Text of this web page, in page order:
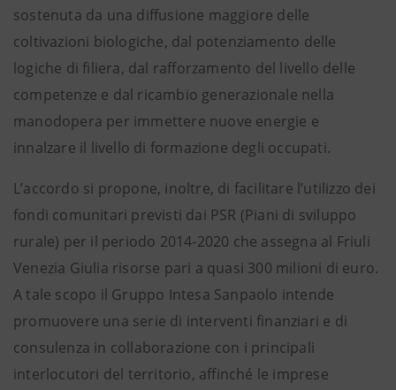
sostenuta da una diffusione maggiore delle
coltivazioni biologiche, dal potenziamento delle
logiche di filiera, dal rafforzamento del livello delle
competenze e dal ricambio generazionale nella
manodopera per immettere nuove energie e
innalzare il livello di formazione degli occupati.
L’accordo si propone, inoltre, di facilitare l’utilizzo dei
fondi comunitari previsti dai PSR (Piani di sviluppo
rurale) per il periodo 2014-2020 che assegna al Friuli
Venezia Giulia risorse pari a quasi 300 milioni di euro.
A tale scopo il Gruppo Intesa Sanpaolo intende
promuovere una serie di interventi finanziari e di
consulenza in collaborazione con i principali
interlocutori del territorio, affinché le imprese